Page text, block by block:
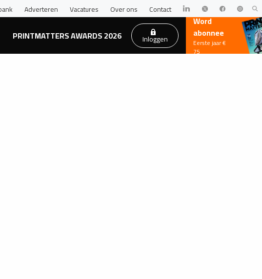
Adverteren Vacatures Over ons Contact
PRINTMATTERS AWARDS 2026 Inloggen
Word
abonnee
Eerste jaar €
75